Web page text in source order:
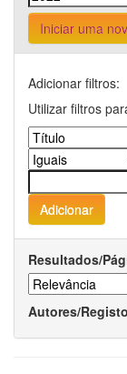
Iniciar uma
Adicionar filtros:
Utilizar filtros
Resultados/
Autores/Registo